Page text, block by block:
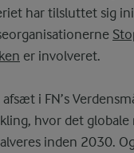
har tilsluttet sig
er involveret.
i FN’s
hvor det globale
inden 2030.